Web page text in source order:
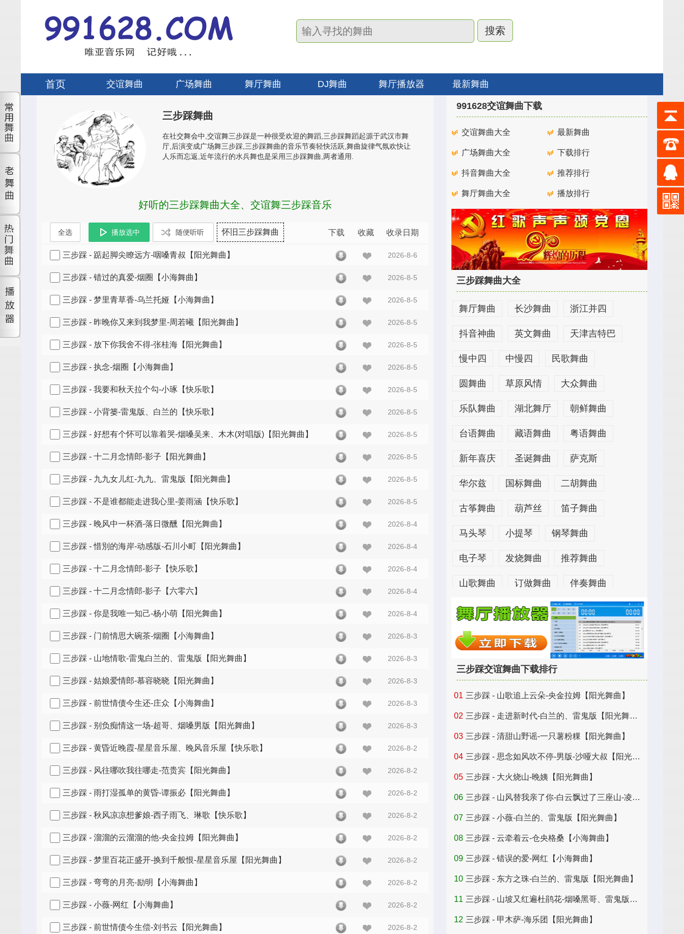
首页 交谊舞曲 广场舞曲 舞厅舞曲 DJ舞曲 舞厅播放器 最新舞曲
三步踩舞曲
在社交舞会中,交谊舞三步踩是一种很受欢迎的舞蹈,三步踩舞蹈起源于武汉市舞
厅,后演变成广场舞三步踩,三步踩舞曲的音乐节奏轻快活跃,舞曲旋律气氛欢快让
人乐而忘返,近年流行的水兵舞也是采用三步踩舞曲,两者通用.
好听的三步踩舞曲大全、交谊舞三步踩音乐
怀旧三步踩舞曲 下载 收藏 收录日期
三步踩 - 踮起脚尖瞭远方-咽嗓青叔【阳光舞曲】 2026-8-6
三步踩 - 错过的真爱-烟圈【小海舞曲】 2026-8-5
三步踩 - 梦里青草香-乌兰托娅【小海舞曲】 2026-8-5
三步踩 - 昨晚你又来到我梦里-周若曦【阳光舞曲】 2026-8-5
三步踩 - 放下你我舍不得-张桂海【阳光舞曲】 2026-8-5
三步踩 - 执念-烟圈【小海舞曲】 2026-8-5
三步踩 - 我要和秋天拉个勾-小琢【快乐歌】 2026-8-5
三步踩 - 小背篓-雷鬼版、白兰的【快乐歌】 2026-8-5
三步踩 - 好想有个怀可以靠着哭-烟嗓吴来、木木(对唱版)【阳光舞曲】 2026-8-5
三步踩 - 十二月念情郎-影子【阳光舞曲】 2026-8-5
三步踩 - 九九女儿红-九九、雷鬼版【阳光舞曲】 2026-8-5
三步踩 - 不是谁都能走进我心里-姜雨涵【快乐歌】 2026-8-5
三步踩 - 晚风中一杯酒-落日微醺【阳光舞曲】 2026-8-4
三步踩 - 惜別的海岸-动感版-石川小町【阳光舞曲】 2026-8-4
三步踩 - 十二月念情郎-影子【快乐歌】 2026-8-4
三步踩 - 十二月念情郎-影子【六零六】 2026-8-4
三步踩 - 你是我唯一知己-杨小萌【阳光舞曲】 2026-8-4
三步踩 - 门前情思大碗茶-烟圈【小海舞曲】 2026-8-3
三步踩 - 山地情歌-雷鬼白兰的、雷鬼版【阳光舞曲】 2026-8-3
三步踩 - 姑娘爱情郎-慕容晓晓【阳光舞曲】 2026-8-3
三步踩 - 前世情债今生还-庄众【小海舞曲】 2026-8-3
三步踩 - 别负痴情这一场-超哥、烟嗓男版【阳光舞曲】 2026-8-3
三步踩 - 黄昏近晚霞-星星音乐屋、晚风音乐屋【快乐歌】 2026-8-2
三步踩 - 风往哪吹我往哪走-范贵宾【阳光舞曲】 2026-8-2
三步踩 - 雨打湿孤单的黄昏-谭振必【阳光舞曲】 2026-8-2
三步踩 - 秋风凉凉想爹娘-西子雨飞、琳歌【快乐歌】 2026-8-2
三步踩 - 溜溜的云溜溜的他-央金拉姆【阳光舞曲】 2026-8-2
三步踩 - 梦里百花正盛开-换到千般恨-星星音乐屋【阳光舞曲】 2026-8-2
三步踩 - 弯弯的月亮-励明【小海舞曲】 2026-8-2
三步踩 - 小薇-网红【小海舞曲】 2026-8-2
三步踩 - 前世情债今生偿-刘书云【阳光舞曲】 2026-8-2
991628交谊舞曲下载
交谊舞曲大全 最新舞曲
广场舞曲大全 下载排行
抖音舞曲大全 推荐排行
舞厅舞曲大全 播放排行
三步踩舞曲大全
舞厅舞曲 长沙舞曲 浙江并四
抖音神曲 英文舞曲 天津吉特巴
慢中四 中慢四 民歌舞曲
圆舞曲 草原风情 大众舞曲
乐队舞曲 湖北舞厅 朝鲜舞曲
台语舞曲 藏语舞曲 粤语舞曲
新年喜庆 圣诞舞曲 萨克斯
华尔兹 国标舞曲 二胡舞曲
古筝舞曲 葫芦丝 笛子舞曲
马头琴 小提琴 钢琴舞曲
电子琴 发烧舞曲 推荐舞曲
山歌舞曲 订做舞曲 伴奏舞曲
女声舞曲 男声舞曲 贵阳舞厅
四川舞厅 苏州舞厅 海南舞厅
海口舞厅 三亚舞厅
桂林舞厅 南宁舞厅 夏门舞厅
三步踩交谊舞曲下载排行
01 三步踩 - 山歌追上云朵-央金拉姆【阳光舞曲】
02 三步踩 - 走进新时代-白兰的、雷鬼版【阳光舞曲】
03 三步踩 - 清甜山野谣-一只薯粉粿【阳光舞曲】
04 三步踩 - 思念如风吹不停-男版-沙哑大叔【阳光舞曲】
05 三步踩 - 大火烧山-晚姨【阳光舞曲】
06 三步踩 - 山风替我亲了你-白云飘过了三座山-凌奈【阳光舞曲】
07 三步踩 - 小薇-白兰的、雷鬼版【阳光舞曲】
08 三步踩 - 云牵着云-仓央格桑【小海舞曲】
09 三步踩 - 错误的爱-网红【小海舞曲】
10 三步踩 - 东方之珠-白兰的、雷鬼版【阳光舞曲】
11 三步踩 - 山坡又红遍杜鹃花-烟嗓黑哥、雷鬼版【阳光舞曲】
12 三步踩 - 甲木萨-海乐团【阳光舞曲】